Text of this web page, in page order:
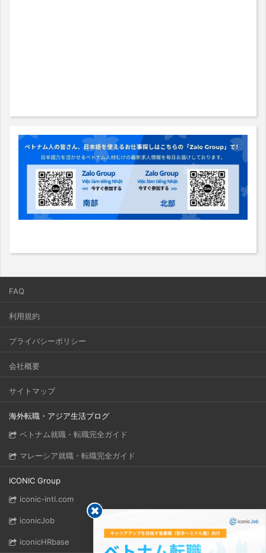
FAQ
利用規約
プライバシーポリシー
会社概要
サイトマップ
海外転職・アジア生活ブログ
ベトナム就職・転職完全ガイド
マレーシア就職・転職完全ガイド
ICONIC Group
iconic-intl.com
iconicJob
iconicHRbase